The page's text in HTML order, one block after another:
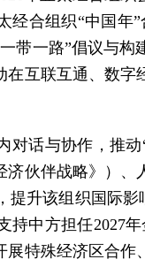
经合组织“中国
带一路”倡议与
在互联互通、数
对话与协作，推
伙伴战略》）
提升该组织国际
持中方担任2027
特殊经济区合